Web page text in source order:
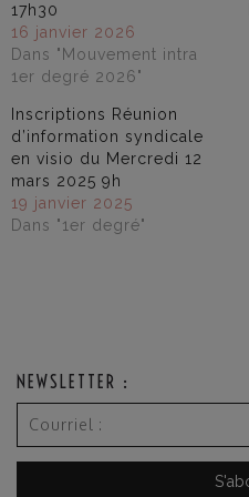
17h30
16 janvier 2026
Dans "Mouvement intra
1er degré 2026"
Inscriptions Réunion
d’information syndicale
en visio du Mercredi 12
mars 2025 9h
19 janvier 2025
Dans "1er degré"
NEWSLETTER :